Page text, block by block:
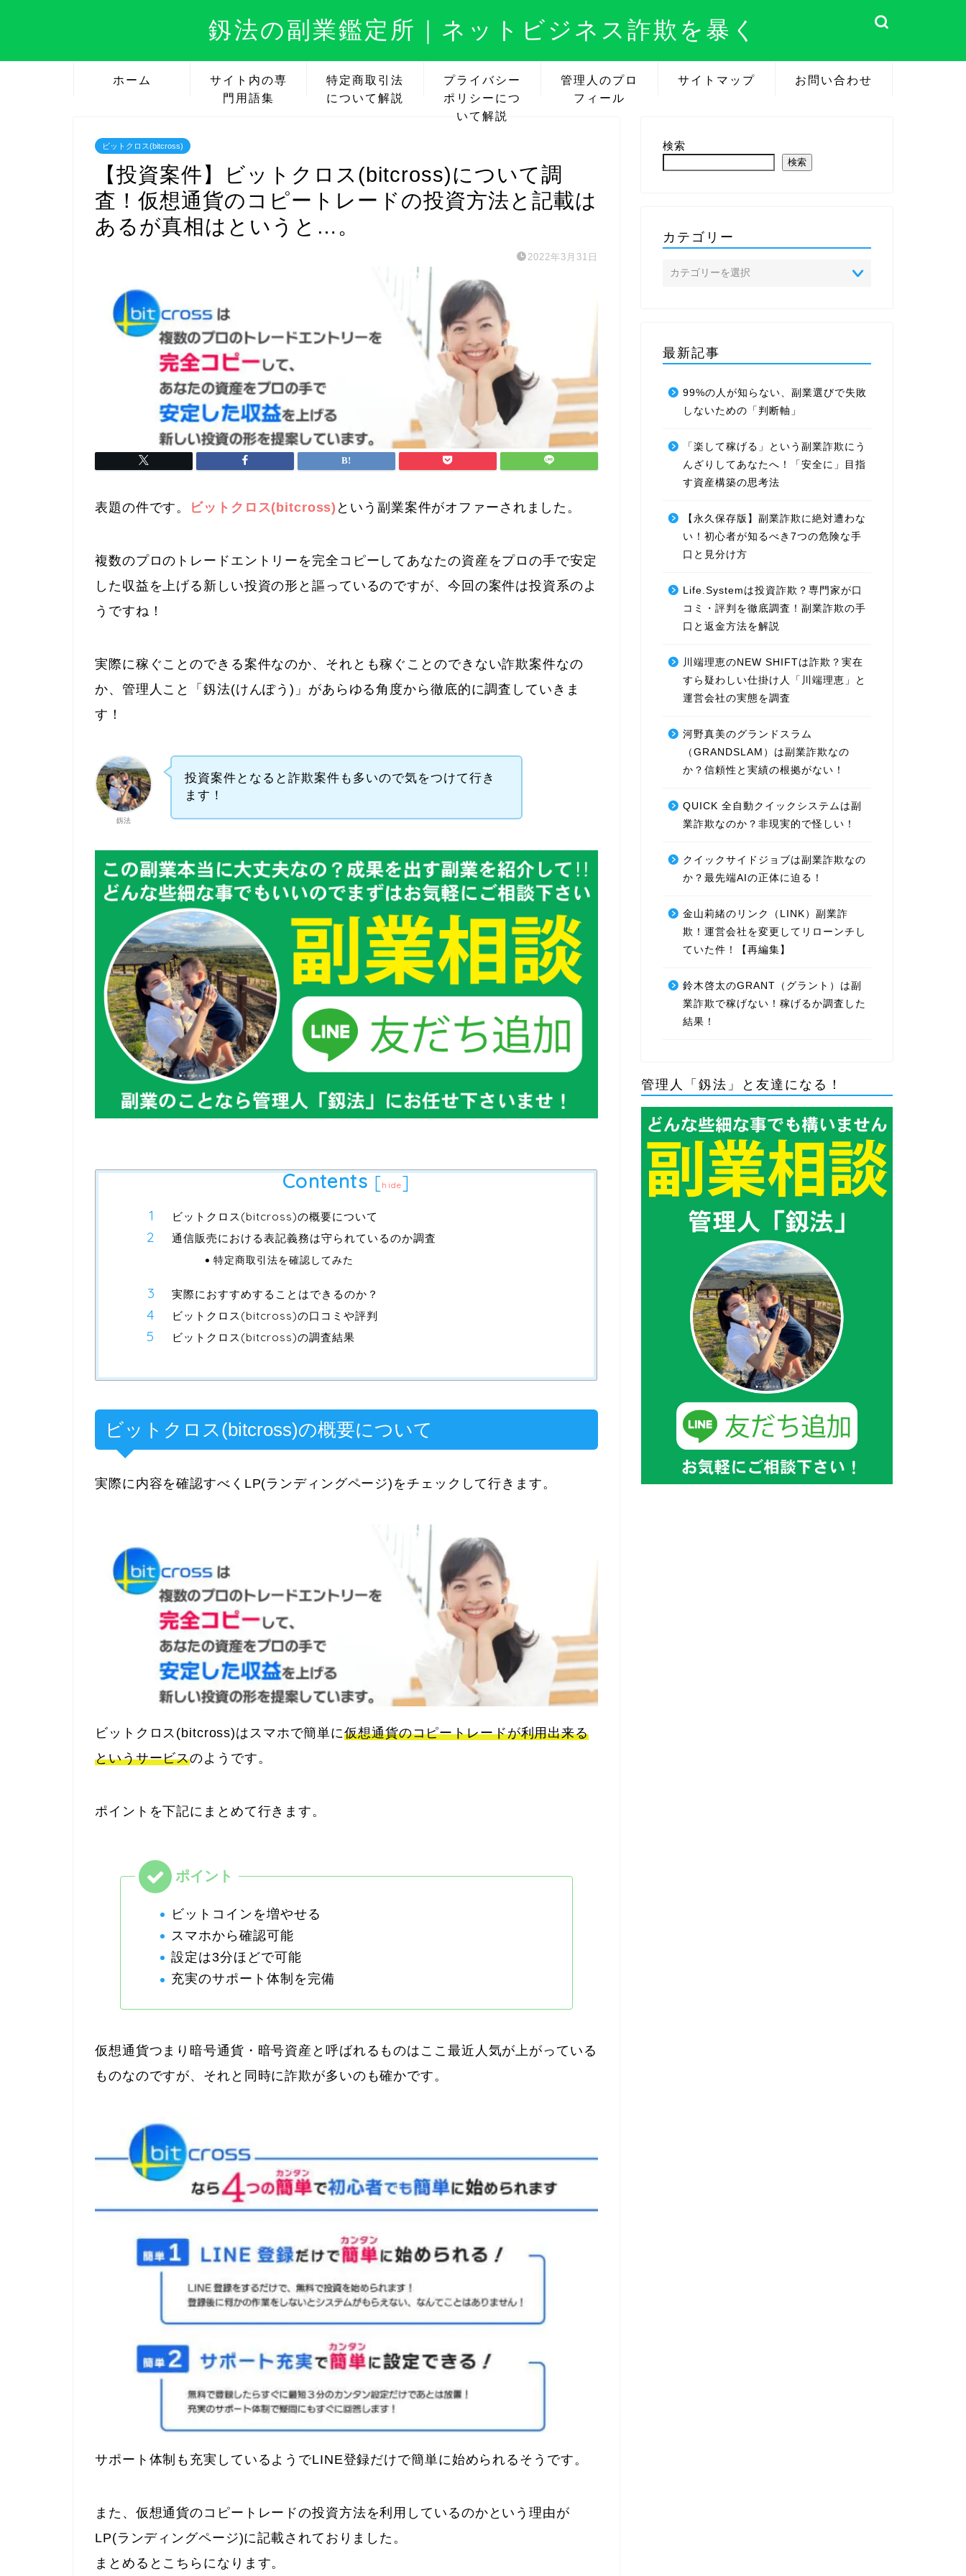
釼法の副業鑑定所｜ネットビジネス詐欺を暴く
ホーム
サイト内の専
門用語集
特定商取引法
について解説
プライバシー
ポリシーにつ
いて解説
管理人のプロ
フィール
サイトマップ お問い合わせ
ビットクロス(bitcross)
【投資案件】ビットクロス(bitcross)について調
査！仮想通貨のコピートレードの投資方法と記載は
あるが真相はというと…。
2022年3月31日
表題の件です。 ビットクロス(bitcross) という副業案件がオファーされました。
複数のプロのトレードエントリーを完全コピーしてあなたの資産をプロの手で安定
した収益を上げる新しい投資の形と謳っているのですが、今回の案件は投資系のよ
うですね！
実際に稼ぐことのできる案件なのか、それとも稼ぐことのできない詐欺案件なの
か、管理人こと「釼法(けんぽう)」があらゆる角度から徹底的に調査していきま
す！
釼法
投資案件となると詐欺案件も多いので気をつけて行き
ます！
Contents [hide]
ビットクロス(bitcross)の概要について
通信販売における表記義務は守られているのか調査
特定商取引法を確認してみた
実際におすすめすることはできるのか？
ビットクロス(bitcross)の口コミや評判
ビットクロス(bitcross)の調査結果
ビットクロス(bitcross)の概要について
実際に内容を確認すべくLP(ランディングページ)をチェックして行きます。
ビットクロス(bitcross)はスマホで簡単に仮想通貨のコピートレードが利用出来る
というサービスのようです。
ポイントを下記にまとめて行きます。
ビットコインを増やせる
スマホから確認可能
設定は3分ほどで可能
充実のサポート体制を完備
仮想通貨つまり暗号通貨・暗号資産と呼ばれるものはここ最近人気が上がっている
ものなのですが、それと同時に詐欺が多いのも確かです。
サポート体制も充実しているようでLINE登録だけで簡単に始められるそうです。
また、仮想通貨のコピートレードの投資方法を利用しているのかという理由が
LP(ランディングページ)に記載されておりました。
まとめるとこちらになります。
検索
検索
カテゴリー
最新記事
99%の人が知らない、副業選びで失敗
しないための「判断軸」
「楽して稼げる」という副業詐欺にう
んざりしてあなたへ！「安全に」目指
す資産構築の思考法
【永久保存版】副業詐欺に絶対遭わな
い！初心者が知るべき7つの危険な手
口と見分け方
Life.Systemは投資詐欺？専門家が口
コミ・評判を徹底調査！副業詐欺の手
口と返金方法を解説
川端理恵のNEW SHIFTは詐欺？実在
すら疑わしい仕掛け人「川端理恵」と
運営会社の実態を調査
河野真美のグランドスラム
（GRANDSLAM）は副業詐欺なの
か？信頼性と実績の根拠がない！
QUICK 全自動クイックシステムは副
業詐欺なのか？非現実的で怪しい！
クイックサイドジョブは副業詐欺なの
か？最先端AIの正体に迫る！
金山莉緒のリンク（LINK）副業詐
欺！運営会社を変更してリローンチし
ていた件！【再編集】
鈴木啓太のGRANT（グラント）は副
業詐欺で稼げない！稼げるか調査した
結果！
管理人「釼法」と友達になる！